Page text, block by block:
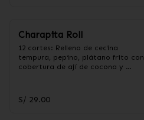
Charapita Roll
12 cortes: Relleno de cecina
tempura, pepino, plátano frito con
cobertura de ají de cocona y
S/ 29.00